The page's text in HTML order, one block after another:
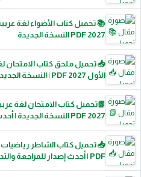
📚 تحميل كتاب الأضواء لغة
2027 PDF النسخة الجديدة
📥 تحميل ملحق كتاب الامتحان
الأول 2027 PDF | النسخة الجديدة
📗تحميل كتاب الامتحان لغة
2027 PDF النسخة الجديدة | أحدث إصدار بجودة عالية
PDF | أحدث إصدار للمراجعة والتدريب